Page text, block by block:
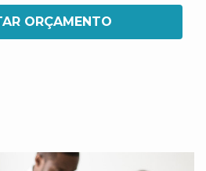
ORÇAMENTO